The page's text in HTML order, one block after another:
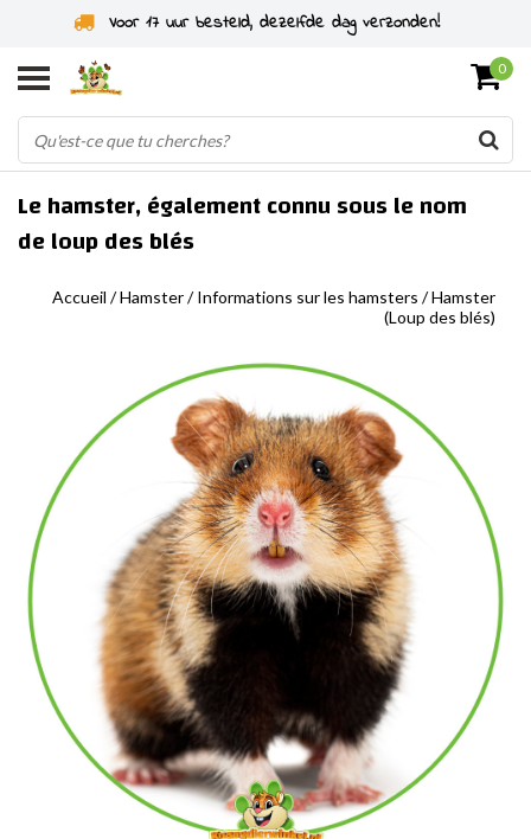
Voor 17 uur besteld, dezelfde dag verzonden!
0
Le hamster, également connu sous le nom
de loup des blés
Accueil /Hamster/Informations sur les hamsters /Hamster
(Loup des blés)